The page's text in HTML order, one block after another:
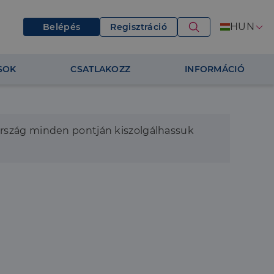
Belépés Regisztráció HUN
CSATLAKOZZ INFORMÁCIÓ
minden pontján kiszolgálhassuk